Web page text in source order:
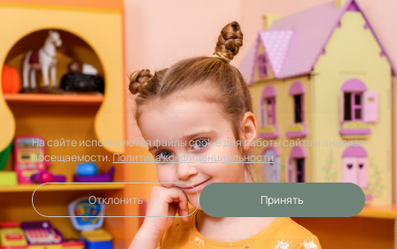
На сайте используются файлы cookie для работы сайта и анализа
посещаемости.Политика конфиденциальности
Отклонить Принять